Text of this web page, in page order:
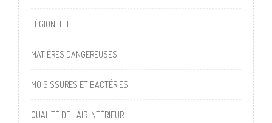
LÉGIONELLE
MATIÈRES DANGEREUSES
MOISISSURES ET BACTÉRIES
QUALITÉ DE L'AIR INTÉRIEUR